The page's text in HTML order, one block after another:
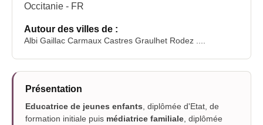
Occitanie - FR
Autour des villes de :
Albi Gaillac Carmaux Castres Graulhet Rodez ....
Présentation
Educatrice de jeunes enfants , diplômée d'Etat, de
formation initiale puis médiatrice familiale , diplômée